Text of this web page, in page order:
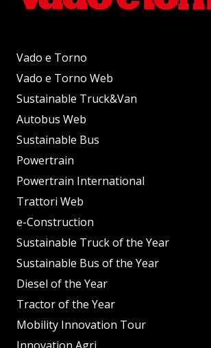
Vado e Torno
Vado e Torno Web
Sustainable Truck&Van
Autobus Web
Sustainable Bus
Powertrain
Powertrain International
Trattori Web
e-Construction
Sustainable Truck of the Year
Sustainable Bus of the Year
Diesel of the Year
Tractor of the Year
Mobility Innovation Tour